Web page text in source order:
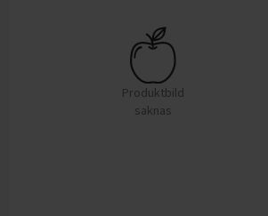
Produktbild
saknas